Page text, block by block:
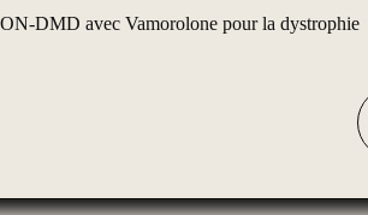
DMD avec Vamorolone pour la dystrophie